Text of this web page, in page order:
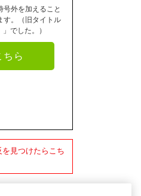
外を加えること
す。（旧タイトル
でした。）
ちら
見つけたらこち